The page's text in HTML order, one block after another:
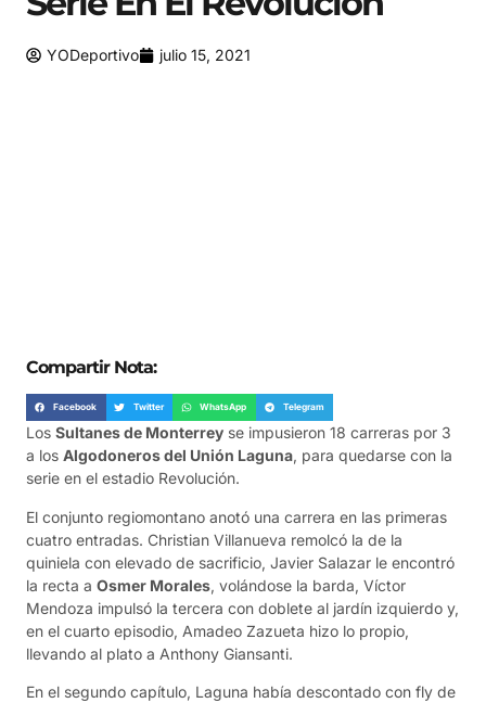
YODeportivo julio 15, 2021
Compartir Nota:
Facebook Twitter WhatsApp Telegram
Los Sultanes de Monterrey se impusieron 18 carreras por 3
a los Algodoneros del Unión Laguna, para quedarse con la
serie en el estadio Revolución.
El conjunto regiomontano anotó una carrera en las primeras
cuatro entradas. Christian Villanueva remolcó la de la
quiniela con elevado de sacrificio, Javier Salazar le encontró
la recta a Osmer Morales, volándose la barda, Víctor
Mendoza impulsó la tercera con doblete al jardín izquierdo y,
en el cuarto episodio, Amadeo Zazueta hizo lo propio,
llevando al plato a Anthony Giansanti.
En el segundo capítulo, Laguna había descontado con fly de